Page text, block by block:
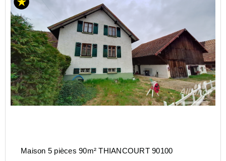
Maison 5 pièces 90m² THIANCOURT 90100